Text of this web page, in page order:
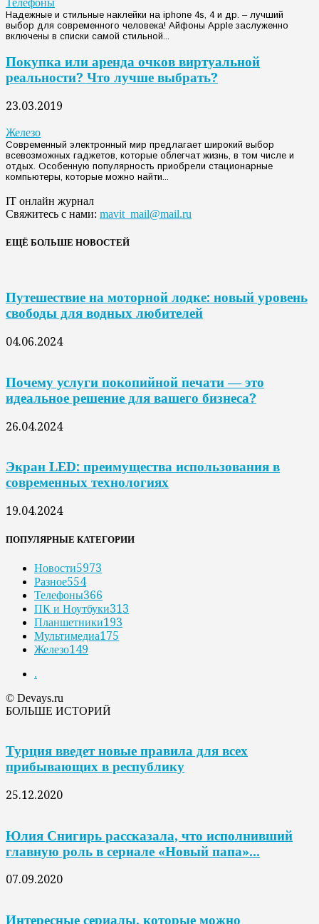
Надежные и стильные наклейки на iphone 4s, 4 и др. – лучший
выбор для современного человека! Айфоны Apple заслуженно
включены в списки самой стильной...
Покупка или аренда очков виртуальной
реальности? Что лучше выбрать?
23.03.2019
Железо
Современный электронный мир предлагает широкий выбор
всевозможных гаджетов, которые облегчат жизнь, в том числе и
отдых. Особенную популярность приобрели стационарные
компьютеры, которые можно найти...
IT онлайн журнал
Свяжитесь с нами: mavit_mail@mail.ru
ЕЩЁ БОЛЬШЕ НОВОСТЕЙ
Путешествие на моторной лодке: новый уровень
свободы для водных любителей
04.06.2024
Почему услуги покопийной печати — это
идеальное решение для вашего бизнеса?
26.04.2024
Экран LED: преимущества использования в
современных технологиях
19.04.2024
ПОПУЛЯРНЫЕ КАТЕГОРИИ
Новости5973
Разное554
Телефоны366
ПК и Ноутбуки313
Планшетники193
Мультимедиа175
Железо149
.
© Devays.ru
БОЛЬШЕ ИСТОРИЙ
Турция введет новые правила для всех
прибывающих в республику
25.12.2020
Юлия Снигирь рассказала, что исполнивший
главную роль в сериале «Новый папа»...
07.09.2020
Интересные сериалы, которые можно